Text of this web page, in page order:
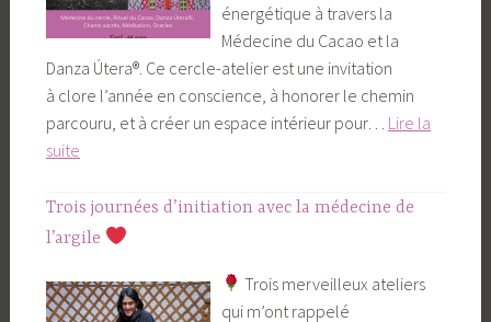
énergétique à travers la
Médecine du Cacao et la
Danza Útera®. Ce cercle-atelier est une invitation
à clore l’année en conscience, à honorer le chemin
parcouru, et à créer un espace intérieur pour… Lire la
suite
du
Solstice
–
Cacao
Trois journées d’initiation avec la médecine de
l’argile
Trois merveilleux ateliers
qui m’ont rappelé